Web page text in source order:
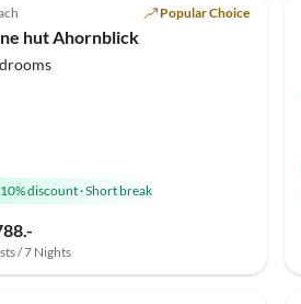
Views Popular Choice
hut Ahornblick
10% discount·Short break
/ 7 Nights
Top-Listing
4.8 (3)